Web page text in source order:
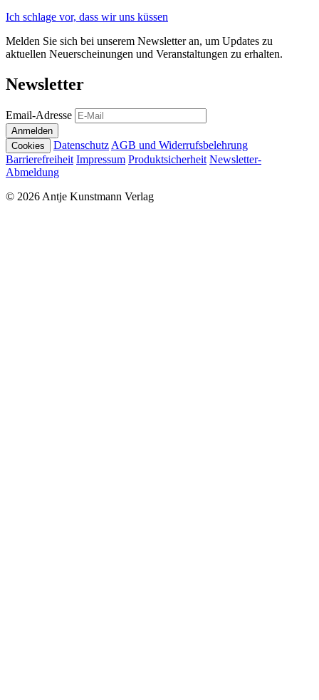
Ich schlage vor, dass wir uns küssen
Melden Sie sich bei unserem Newsletter an, um Updates zu
aktuellen Neuerscheinungen und Veranstaltungen zu erhalten.
Newsletter
Email-Adresse
Anmelden
Cookies
Datenschutz AGB und Widerrufsbelehrung
Barrierefreiheit Impressum Produktsicherheit Newsletter-
Abmeldung
© 2026 Antje Kunstmann Verlag